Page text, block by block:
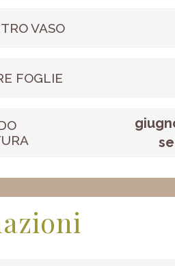
VASO
FOGLIE